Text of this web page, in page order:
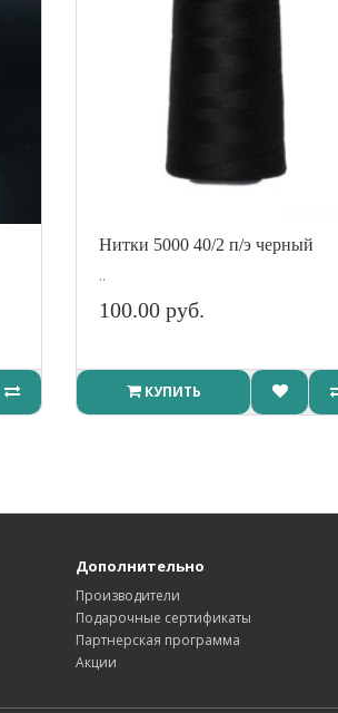
Нитки 5000 40/2 п/э черный
..
100.00 руб.
КУПИТЬ
Дополнительно
Производители
Подарочные сертификаты
Партнерская программа
Акции